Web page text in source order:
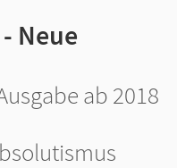
Neue
ab 2018